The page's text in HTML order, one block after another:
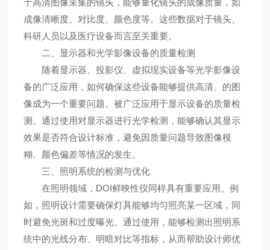
于高清图像采集的镜头，能够量化镜头的成像质量，如
成像清晰度、对比度、颜色度等。这些数据对于镜头、
科研人员以及医疗设备而言至关重要。
二、显示器和光学影像设备的质量检测
随着显示器、投影仪、虚拟现实设备等光学影像设
备的广泛应用，如何确保这些设备能够提供高清、的图
像成为一个重要问题。被广泛应用于显示设备的质量检
测。通过使用对显示器进行光学检测，能够确认其显示
效果是否符合设计标准，避免因质量问题导致图像模
糊、颜色偏差等情况的发生。
三、照明系统的检测与优化
在照明领域，DOI鲜映性仪同样具有重要应用。例
如，照明设计需要确保灯具能够均匀照亮某一区域，同
时避免光斑和过度曝光。通过使用，能够检测出照明系
统中的光线分布、明暗对比等指标，从而帮助设计师优